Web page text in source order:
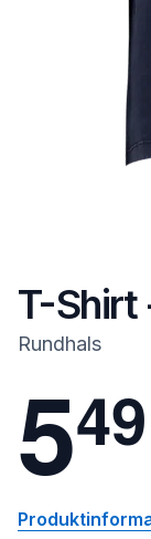
T-Shirt
Rundhals
549